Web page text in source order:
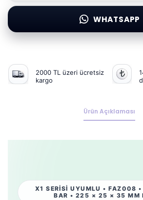
WHATSAPP
2000 TL üzeri ücretsiz
kargo
Ürün Açıklaması
X1 SERİSİ UYUMLU • FAZ008 •
BAR • 225 × 25 × 35 MM